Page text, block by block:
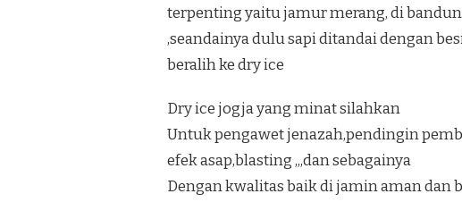
terpenting yaitu jamur merang, di
,seandainya dulu sapi ditandai dengan
beralih ke dry ice
Dry ice jogja yang minat silahkan
Untuk pengawet jenazah,pendingin
efek asap,blasting ,,,dan sebagainya
Dengan kwalitas baik di jamin aman dan